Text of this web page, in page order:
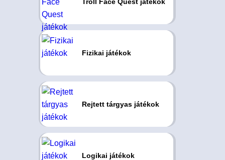
Fizikai játékok
Rejtett tárgyas játékok
Logikai játékok